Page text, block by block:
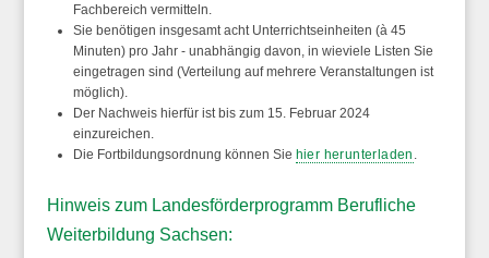
Fachbereich vermitteln.
Sie benötigen insgesamt acht Unterrichtseinheiten (à 45
Minuten) pro Jahr - unabhängig davon, in wieviele Listen Sie
eingetragen sind (Verteilung auf mehrere Veranstaltungen ist
möglich).
Der Nachweis hierfür ist bis zum 15. Februar 2024
einzureichen.
Die Fortbildungsordnung können Sie hier herunterladen
Hinweis zum Landesförderprogramm Berufliche
Weiterbildung Sachsen: